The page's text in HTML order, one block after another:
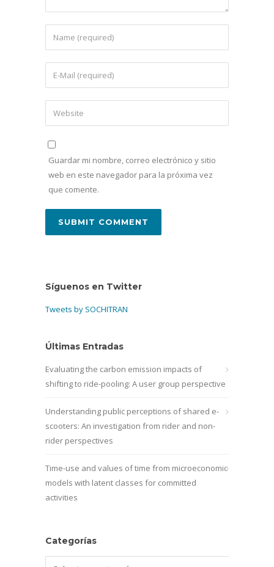
Guardar mi nombre, correo electrónico y sitio
web en este navegador para la próxima vez
que comente.
Síguenos en Twitter
Tweets by SOCHITRAN
Últimas Entradas
Evaluating the carbon emission impacts of
shifting to ride-pooling: A user group perspective
Understanding public perceptions of shared e-
scooters: An investigation from rider and non-
rider perspectives
Time-use and values of time from microeconomic
models with latent classes for committed
activities
Categorías